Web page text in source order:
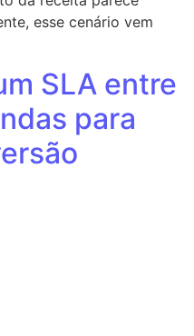
esse cenário vem
SLA entre
para